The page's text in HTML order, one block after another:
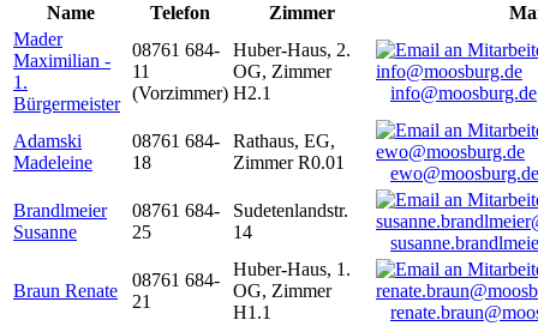
Name
Telefon Zimmer
Mader
Maximilian -
1.
Bürgermeister
08761 684-
11
(Vorzimmer)
Huber-Haus, 2.
OG, Zimmer
H2.1
info@moosburg.de
Adamski
Madeleine
08761 684-
18
Rathaus, EG,
Zimmer R0.01
ewo@moosburg.de
Brandlmeier
Susanne
08761 684-
25
Sudetenlandstr.
14
Braun Renate
08761 684-
21
Huber-Haus, 1.
OG, Zimmer
H1.1